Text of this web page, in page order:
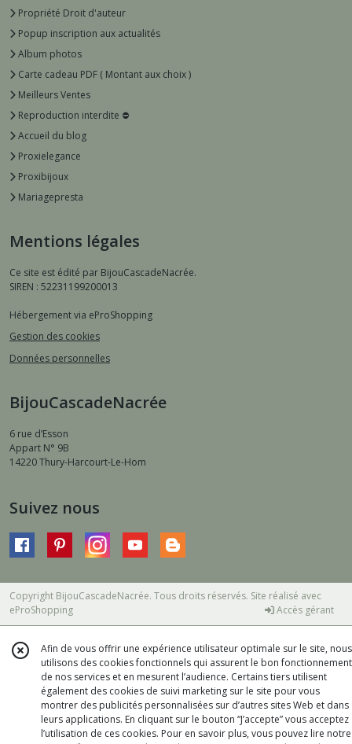
Propriété Droit d'auteur
Popup inscription aux actualités
Album photos
Carte cadeau PDF ( Montant aux choix )
Meilleurs Ventes
Reproduction interdite ⛔️
Accueil du blog
Proxielegance
Proxibijoux
Mariagepresta
Mentions légales
Ce site est édité par BijouCascadeNacrée.
SIREN : 52231199200013
Hébergement via eProShopping
Gestion des cookies
Données personnelles
BijouCascadeNacrée
6 rue d’Esson
Appart N° 9B
14220Thury-Harcourt-Le-Hom
Suivez nous
Copyright BijouCascadeNacrée. Tous droits réservés. Site réalisé avec
eProShopping
Accès gérant
Afin de vous offrir une expérience utilisateur optimale sur le site, nous
utilisons des cookies fonctionnels qui assurent le bon fonctionnement
de nos services et en mesurent l’audience. Certains tiers utilisent
également des cookies de suivi marketing sur le site pour vous
montrer des publicités personnalisées sur d’autres sites Web et dans
leurs applications. En cliquant sur le bouton “J’accepte” vous acceptez
l’utilisation de ces cookies. Pour en savoir plus, vous pouvez lire notre